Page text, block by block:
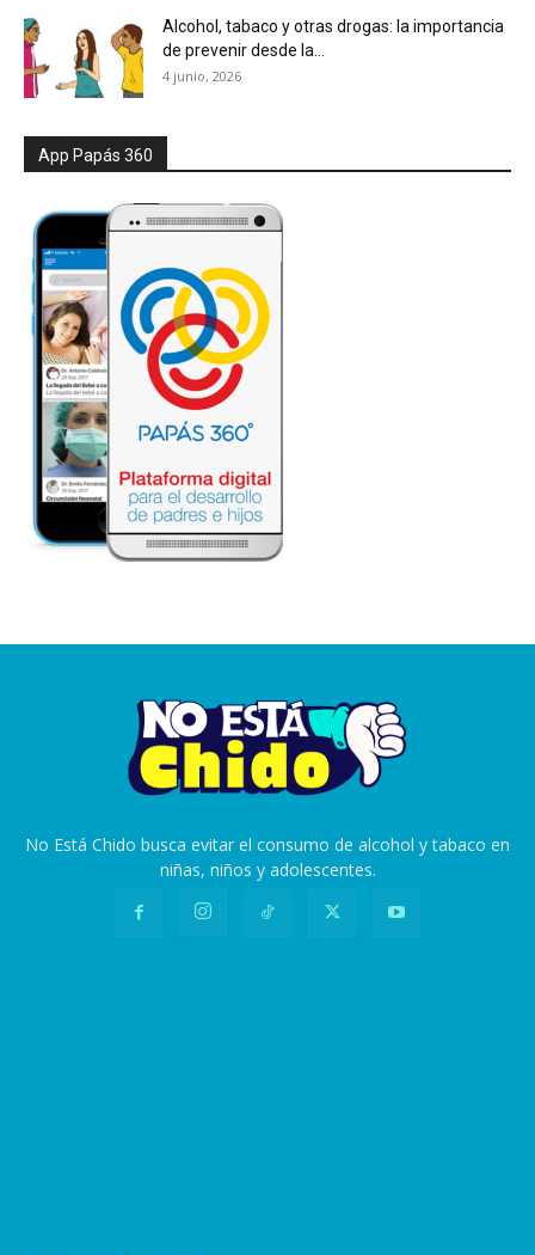
Alcohol, tabaco y otras drogas: la importancia
de prevenir desde la...
4 junio, 2026
App Papás 360
No Está Chido busca evitar el consumo de alcohol y tabaco en
niñas, niños y adolescentes.